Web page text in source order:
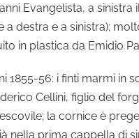
Evangelista, a
destra e a sinistra);
in plastica da Emidio
1855-56: i finti marmi
Cellini, figlio del
la cornice è
prima cappella di